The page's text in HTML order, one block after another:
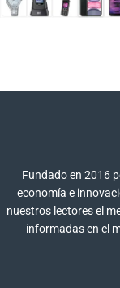
Fundado en 2016
economía e
nuestros lectores el
informadas en el